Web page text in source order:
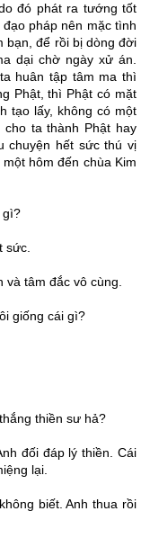
đó phát ra tướng tốt
pháp nên mặc tình
bạn, để rồi bị dòng đời
dại chờ ngày xử án.
huân tập tâm ma thì
Phật, thì Phật có mặt
tạo lấy, không có một
ta thành Phật hay
chuyện hết sức thú vị
hôm đến chùa Kim
gì?
sức.
tâm đắc vô cùng.
giống cái gì?
thắng thiền sư hả?
đối đáp lý thiền. Cái
lại.
biết. Anh thua rồi